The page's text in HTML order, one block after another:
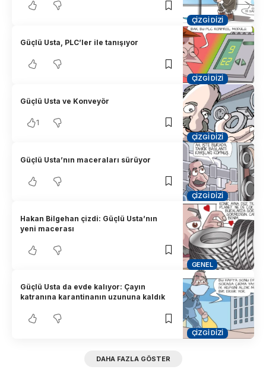
ÇIZGI DIZI
ÇIZGI DIZI
Güçlü Usta, PLC’ler ile tanışıyor
ÇIZGI DIZI
Güçlü Usta ve Konveyör
1
ÇIZGI DIZI
Güçlü Usta’nın maceraları sürüyor
GENEL
Hakan Bilgehan çizdi: Güçlü Usta’nın
yeni macerası
ÇIZGI DIZI
Güçlü Usta da evde kalıyor: Çayın
katranına karantinanın uzununa kaldık
DAHA FAZLA GÖSTER